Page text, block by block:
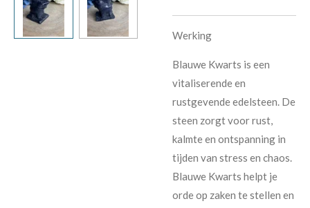
Werking
Blauwe Kwarts is een
vitaliserende en
rustgevende edelsteen. De
steen zorgt voor rust,
kalmte en ontspanning in
tijden van stress en chaos.
Blauwe Kwarts helpt je
orde op zaken te stellen en